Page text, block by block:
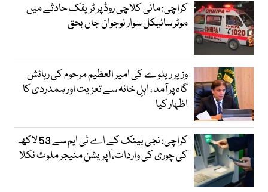
کراچی: مائی کلاچی روڈ پر ٹریفک حادثے میں
موٹر سائیکل سوار نوجوان جاں بحق
وزیر ریلوے کی امیر العظیم مرحوم کی رہائش
گاہ پر آمد ، اہلِ خانہ سے تعزیت اور ہمدردی کا
اظہار کیا
کراچی: نجی بینک کے اے ٹی ایم سے 53 لاکھ
کی چوری کی واردات، آپریشن منیجر ملوث نکلا